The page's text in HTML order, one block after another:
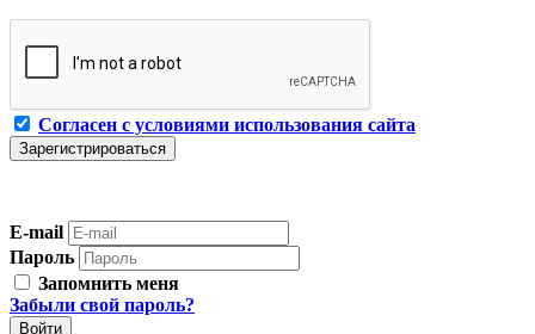
Согласен с условиями использования сайта
E-mail
Пароль
Запомнить меня
Забыли свой пароль?